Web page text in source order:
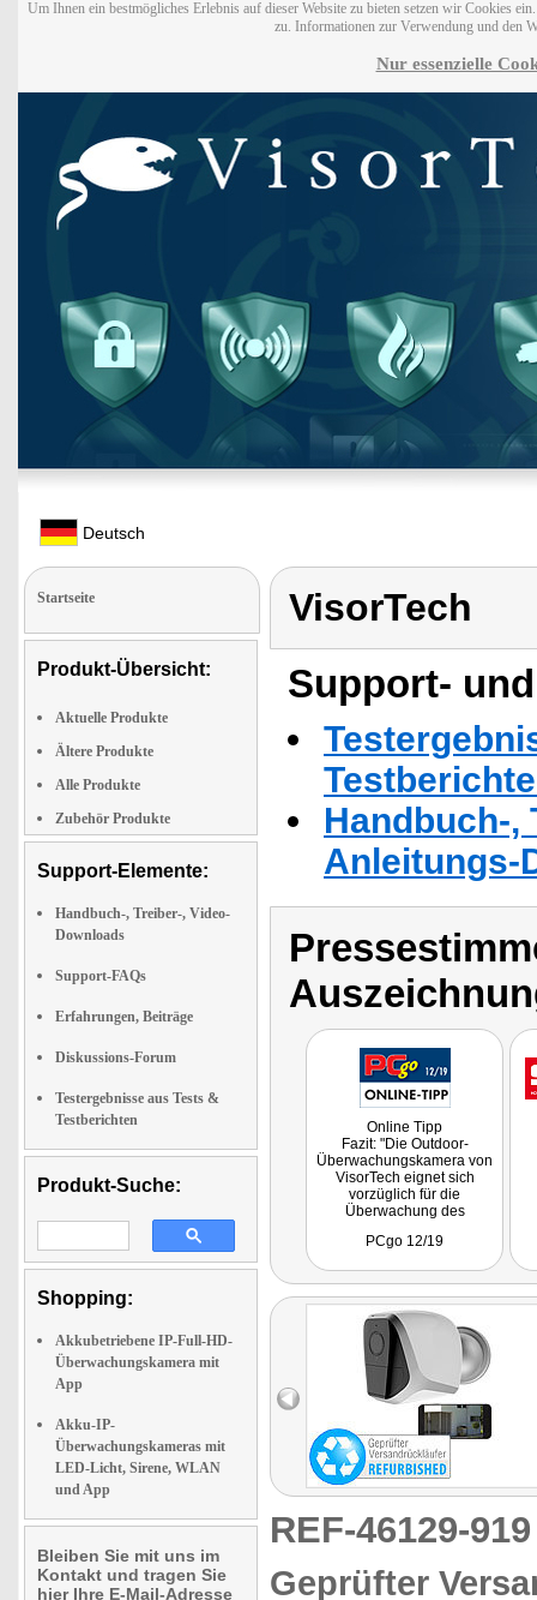
Um Ihnen ein bestmögliches Erlebnis auf dieser Website zu bieten setzen wir Cookies
zu. Informationen zur Verwendung und den
Nur essenzielle
Deutsch
Startseite
Produkt-Übersicht:
Aktuelle Produkte
Ältere Produkte
Alle Produkte
Zubehör Produkte
Support-Elemente:
Handbuch-, Treiber-, Video-
Downloads
Support-FAQs
Erfahrungen, Beiträge
Diskussions-Forum
Testergebnisse aus Tests &
Testberichten
Produkt-Suche:
Shopping:
Akkubetriebene IP-Full-HD-
Überwachungskamera mit
App
Akku-IP-
Überwachungskameras mit
LED-Licht, Sirene, WLAN
und App
Bleiben Sie mit uns im
Kontakt und tragen Sie
hier Ihre E-Mail-Adresse
VisorTech
Support-
Handbuch-,
Anleitungs-
Online Tipp
Fazit: "Die Outdoor-
Überwachungskamera von
VisorTech eignet sich
vorzüglich für die
Überwachung des
Hauses oder für Stellen
Einrichtung der Kamera ist
sehr schnell erledigt. Die
Bildqualität bei Tageslicht
ist ausgezeichnet."
PCgo 12/19
REF-46129-
Geprüfter